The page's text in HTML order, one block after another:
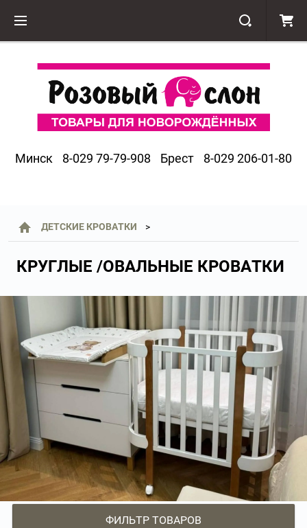
Минск 8-029 79-79-908 Брест 8-029 206-01-80
ДЕТСКИЕ КРОВАТКИ
КРУГЛЫЕ /ОВАЛЬНЫЕ КРОВАТКИ
ФИЛЬТР ТОВАРОВ